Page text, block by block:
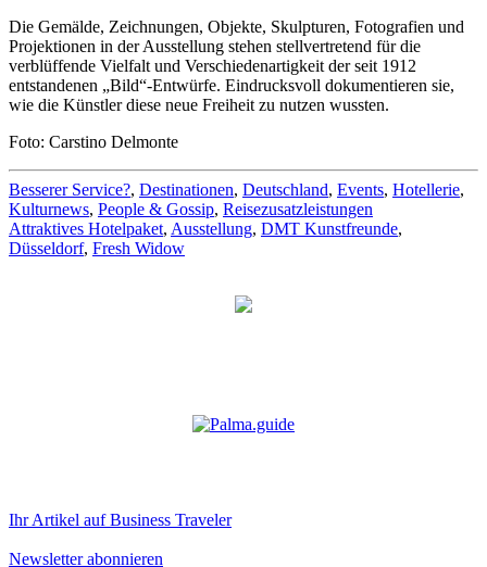
Die Gemälde, Zeichnungen, Objekte, Skulpturen, Fotografien und
Projektionen in der Ausstellung stehen stellvertretend für die
verblüffende Vielfalt und Verschiedenartigkeit der seit 1912
entstandenen „Bild“-Entwürfe. Eindrucksvoll dokumentieren sie,
wie die Künstler diese neue Freiheit zu nutzen wussten.
Foto: Carstino Delmonte
Besserer Service?, Destinationen, Deutschland, Events, Hotellerie,
Kulturnews, People & Gossip, Reisezusatzleistungen
Attraktives Hotelpaket, Ausstellung, DMT Kunstfreunde,
Düsseldorf, Fresh Widow
Ihr Artikel auf Business Traveler
Newsletter abonnieren